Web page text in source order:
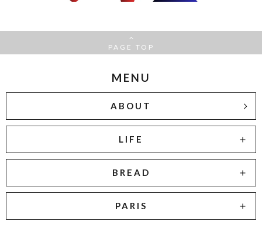
PAGE TOP
MENU
ABOUT
LIFE
BREAD
PARIS